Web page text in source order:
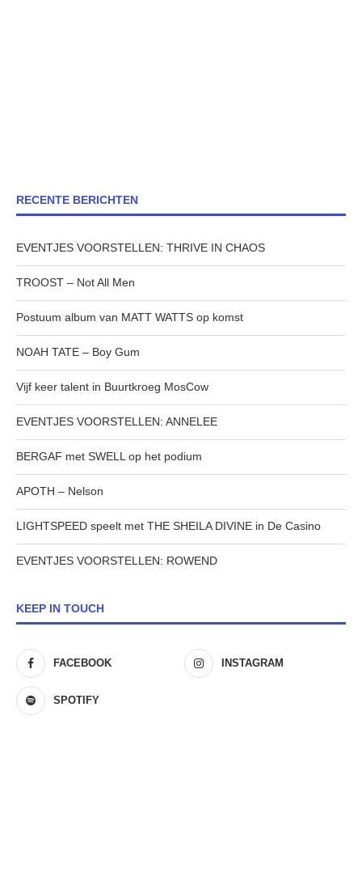
RECENTE BERICHTEN
EVENTJES VOORSTELLEN: THRIVE IN CHAOS
TROOST – Not All Men
Postuum album van MATT WATTS op komst
NOAH TATE – Boy Gum
Vijf keer talent in Buurtkroeg MosCow
EVENTJES VOORSTELLEN: ANNELEE
BERGAF met SWELL op het podium
APOTH – Nelson
LIGHTSPEED speelt met THE SHEILA DIVINE in De Casino
EVENTJES VOORSTELLEN: ROWEND
KEEP IN TOUCH
FACEBOOK INSTAGRAM
SPOTIFY